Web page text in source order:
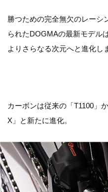
勝つための完全無欠のレーシ
られたDOGMAの最新モデル
よりさらなる次元へと進化し
カーボンは従来の「T1100」
X」と新たに進化。